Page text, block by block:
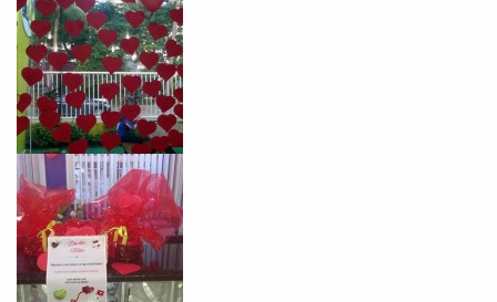
Você é aluno inFlux?
Sim